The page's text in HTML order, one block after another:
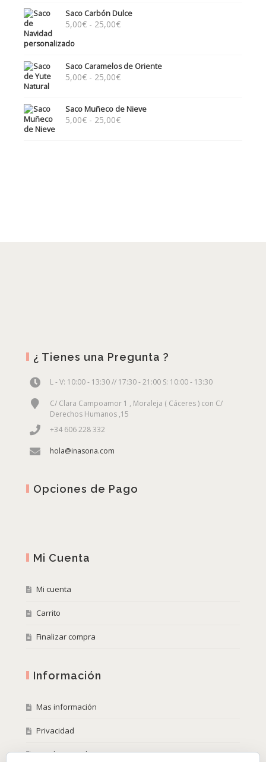
5,00€
hasta
Saco Carbón Dulce
5,00€ - 25,00€Rango
5,00€
hasta
Saco Caramelos de Oriente
5,00€ - 25,00€Rango
desde
5,00€
Saco Muñeco de Nieve
5,00€ - 25,00€Rango
¿ Tienes una Pregunta ?
L - V: 10:00 - 13:30 // 17:30 - 21:00 S: 10:00 - 13:30
C/ Clara Campoamor 1 , Moraleja ( Cáceres ) con C/
Derechos Humanos ,15
+34 606 228 332
hola@inasona.com
Opciones de Pago
Mi Cuenta
Mi cuenta
Carrito
Finalizar compra
Información
Mas información
Privacidad
Condiciones de compra